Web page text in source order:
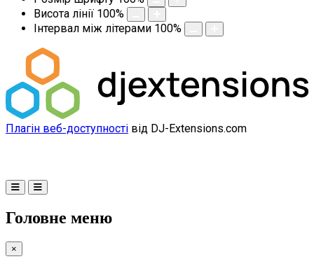
Висота лінії 100%
Інтервал між літерами 100%
Плагін веб-доступності від DJ-Extensions.com
Головне меню
×